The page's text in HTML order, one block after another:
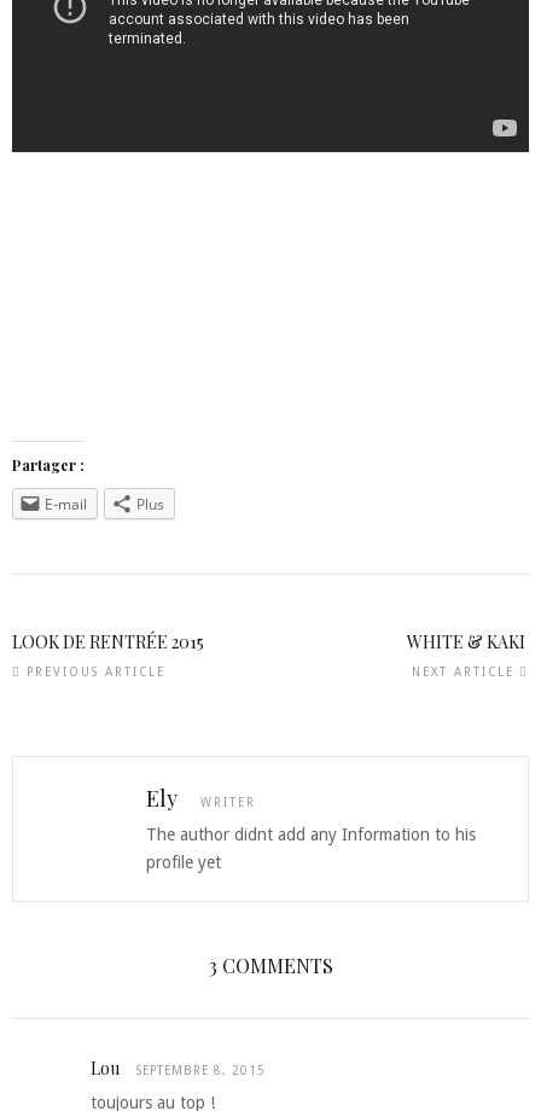
Partager :
E-mail Plus
LOOK DE RENTRÉE 2015
PREVIOUS ARTICLE
WHITE & KAKI
NEXT ARTICLE
Ely WRITER
The author didnt add any Information to his
profile yet
3 COMMENTS
Lou SEPTEMBRE 8, 2015
toujours au top !